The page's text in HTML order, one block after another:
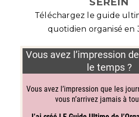
Téléchargez le guide
quotidien organisé en